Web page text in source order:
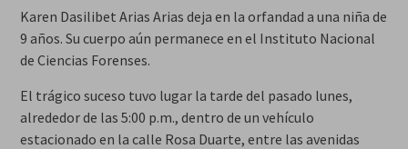
Karen Dasilibet Arias Arias deja en la orfandad a una niña de
9 años. Su cuerpo aún permanece en el Instituto Nacional
de Ciencias Forenses.
El trágico suceso tuvo lugar la tarde del pasado lunes,
alrededor de las 5:00 p.m., dentro de un vehículo
estacionado en la calle Rosa Duarte, entre las avenidas